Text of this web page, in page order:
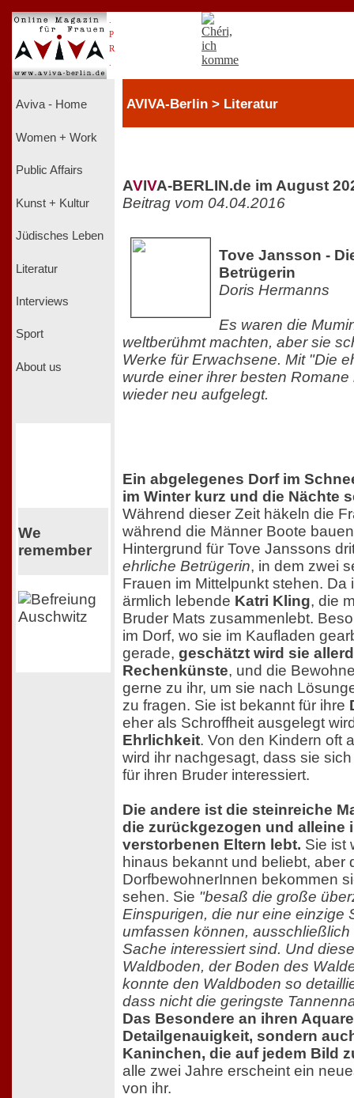
P
R
Aviva - Home
Women + Work
Public Affairs
Kunst + Kultur
Jüdisches Leben
Literatur
Interviews
Sport
About us
We
remember
AVIVA-Berlin > Literatur
AVIVA-BERLIN.de im August
Beitrag vom 04.04.2016
Tove Jansson -
Betrügerin
Doris Hermanns
Es waren die
weltberühmt machten, aber sie
Werke für Erwachsene. Mit "Die
wurde einer ihrer besten
wieder neu aufgelegt.
Ein abgelegenes Dorf im
im Winter kurz und die Nächte
Während dieser Zeit häkeln die
während die Männer Boote
Hintergrund für Tove Janssons
ehrliche Betrügerin, in dem zwei
Frauen im Mittelpunkt stehen. Da
ärmlich lebende Katri Kling, die
Bruder Mats zusammenlebt.
im Dorf, wo sie im Kaufladen
gerade, geschätzt wird sie
Rechenkünste, und die
gerne zu ihr, um sie nach
zu fragen. Sie ist bekannt für ihre
eher als Schroffheit ausgelegt
Ehrlichkeit. Von den Kindern oft
wird ihr nachgesagt, dass sie
für ihren Bruder interessiert.
Die andere ist die steinreiche
die zurückgezogen und alleine
verstorbenen Eltern lebt. Sie ist
hinaus bekannt und beliebt, aber
DorfbewohnerInnen bekommen
sehen. Sie "besaß die große
Einspurigen, die nur eine einzige
umfassen können,
Sache interessiert sind. Und
Waldboden, der Boden des
konnte den Waldboden so
dass nicht die geringste
Das Besondere an ihren
Detailgenauigkeit, sondern
Kaninchen, die auf jedem Bild
alle zwei Jahre erscheint ein
von ihr.